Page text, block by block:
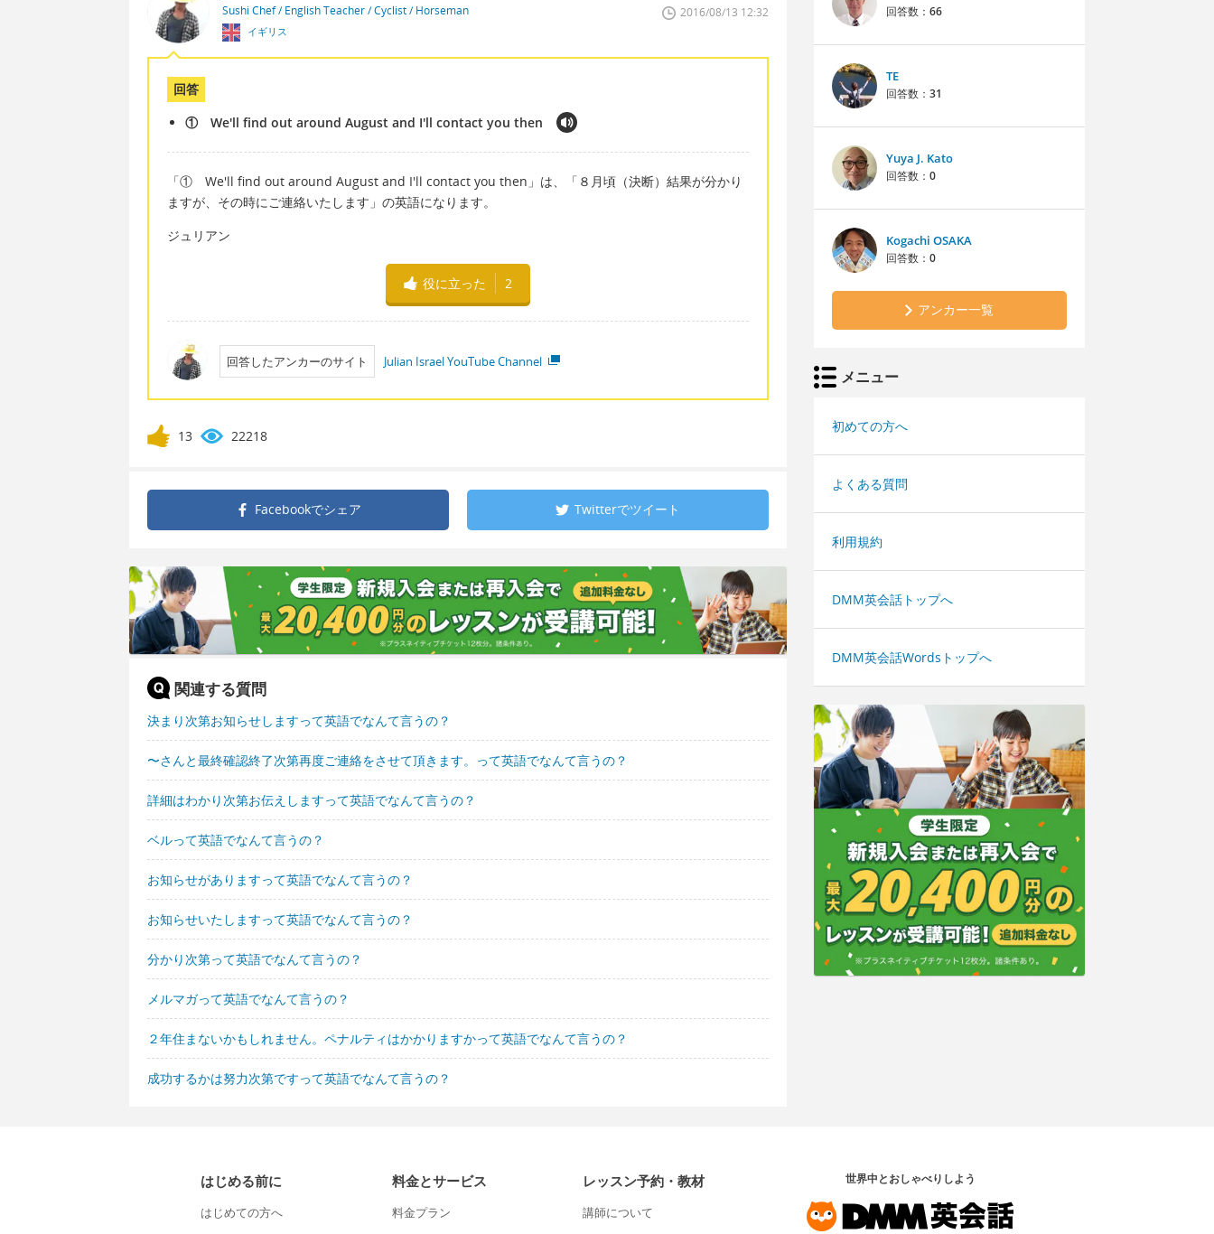
Sushi Chef / English Teacher / Cyclist / Horseman
イギリス
2016/08/13 12:32
回答
① We'll find out around August and I'll contact you then
「① We'll find out around August and I'll contact you then」は、「８月頃（決断）結果が分かり
ますが、その時にご連絡いたします」の英語になります。
ジュリアン
役に立った 2
回答したアンカーのサイト Julian Israel YouTube Channel
13 22218
Facebookでシェア Twitterでツイート
関連する質問
決まり次第お知らせしますって英語でなんて言うの？
〜さんと最終確認終了次第再度ご連絡をさせて頂きます。って英語でなんて言うの？
詳細はわかり次第お伝えしますって英語でなんて言うの？
ベルって英語でなんて言うの？
お知らせがありますって英語でなんて言うの？
お知らせいたしますって英語でなんて言うの？
分かり次第って英語でなんて言うの？
メルマガって英語でなんて言うの？
２年住まないかもしれません。ペナルティはかかりますかって英語でなんて言うの？
成功するかは努力次第ですって英語でなんて言うの？
回答数： 66
TE
回答数： 31
Yuya J. Kato
回答数： 0
Kogachi OSAKA
回答数： 0
アンカー一覧
メニュー
初めての方へ
よくある質問
利用規約
DMM英会話トップへ
DMM英会話Wordsトップへ
はじめる前に
はじめての方へ
料金とサービス
料金プラン
レッスン予約・教材
講師について
世界中とおしゃべりしよう